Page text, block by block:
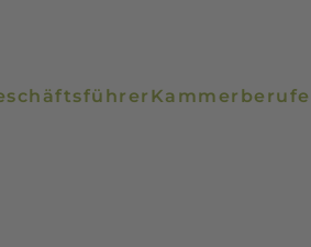
Kammerberufe